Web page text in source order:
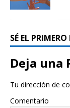
SÉ EL
Deja una
Tu dirección de
Comentario